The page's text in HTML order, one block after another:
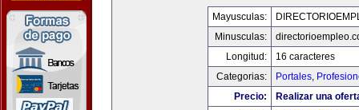
Mayusculas:
Minusculas:
Longitud:
16 caracteres
Categorias:
Portales,
Precio:
Realizar una